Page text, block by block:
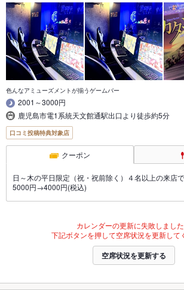
色んなアミューズメントが揃うゲームバー
2001～3000円
鹿児島市電1系統天文館通駅出口より徒歩約5分
口コミ投稿特典対象店
クーポン
日～木の平日限定（祝・祝前除く）４名以上の来店
5000円→4000円(税込)
カレンダーの更新に失敗しました
下記ボタンを押して空席状況を更新して
空席状況を更新する